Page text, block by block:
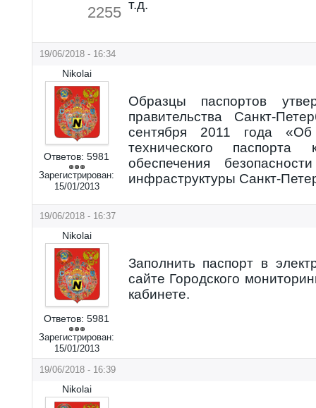
т.д.
2255
19/06/2018 - 16:34
Nikolai
Ответов: 5981
Зарегистрирован:
15/01/2013
Образцы паспортов
правительства Санкт-
сентября 2011 года
технического паспорта
обеспечения
инфраструктуры Санкт-
19/06/2018 - 16:37
Nikolai
Ответов: 5981
Зарегистрирован:
15/01/2013
Заполнить паспорт в
сайте Городского
кабинете.
19/06/2018 - 16:39
Nikolai